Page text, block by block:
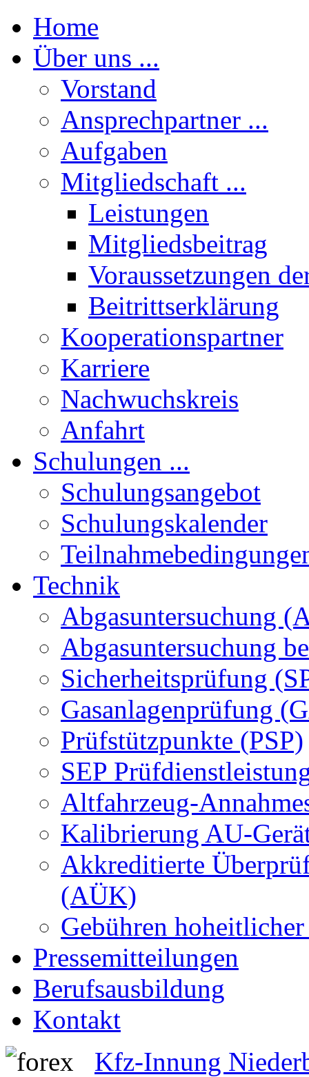
Home
Über uns ...
Vorstand
Ansprechpartner ...
Aufgaben
Mitgliedschaft ...
Leistungen
Mitgliedsbeitrag
Voraussetzungen
Beitrittserklärung
Kooperationspartner
Karriere
Nachwuchskreis
Anfahrt
Schulungen ...
Schulungsangebot
Schulungskalender
Technik
Abgasuntersuchung
Abgasuntersuchung
Sicherheitsprüfung
Gasanlagenprüfung
Prüfstützpunkte (PSP)
SEP
Altfahrzeug-
Kalibrierung AU-
Akkreditierte
(AÜK)
Gebühren
Pressemitteilungen
Berufsausbildung
Kontakt
Kfz-Innung